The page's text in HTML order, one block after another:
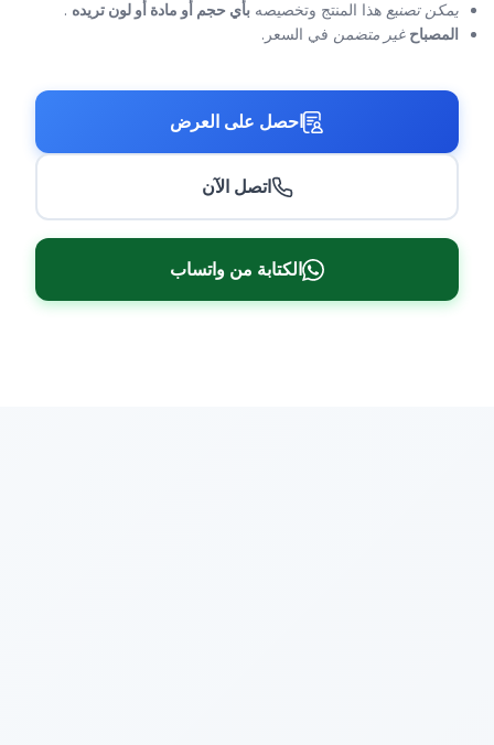
يمكن تصنيع هذا المنتج وتخصيصه بأي حجم أو مادة أو لون تريده .
المصباح غير متضمن في السعر.
احصل على العرض
اتصل الآن
الكتابة من واتساب